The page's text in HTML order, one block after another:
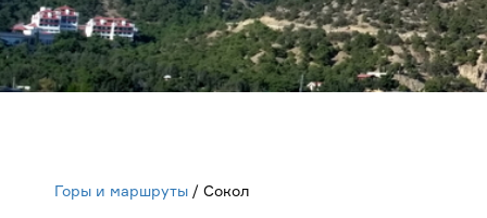
Горы и маршруты / Сокол